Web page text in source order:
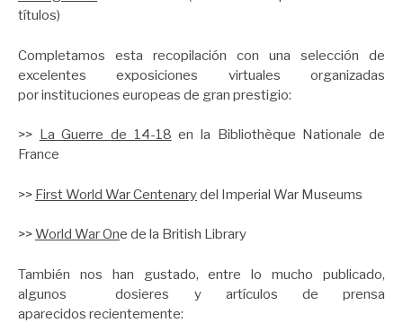
títulos)
Completamos esta recopilación con una selección de
excelentes exposiciones virtuales organizadas
por instituciones europeas de gran prestigio:
>> La Guerre de 14-18 en la Bibliothèque Nationale de
France
>> First World War Centenarydel Imperial War Museums
>>World War One de la British Library
También nos han gustado, entre lo mucho publicado,
algunos dosieres y artículos de prensa
aparecidos recientemente: